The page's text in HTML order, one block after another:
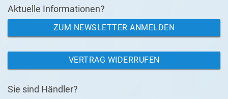
Aktuelle Informationen?
ZUM NEWSLETTER ANMELDEN
VERTRAG WIDERRUFEN
Sie sind Händler?